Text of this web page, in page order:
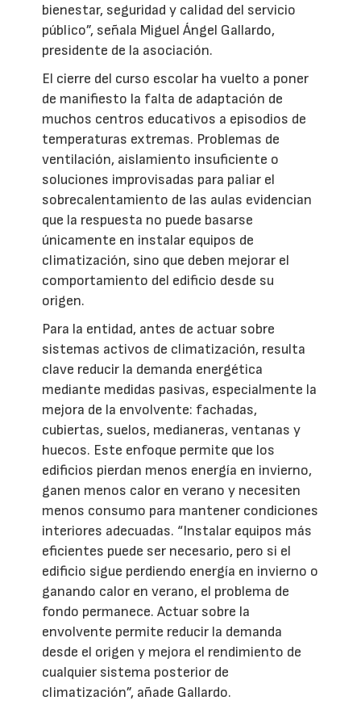
bienestar, seguridad y calidad del servicio
público”, señala Miguel Ángel Gallardo,
presidente de la asociación.
El cierre del curso escolar ha vuelto a poner
de manifiesto la falta de adaptación de
muchos centros educativos a episodios de
temperaturas extremas. Problemas de
ventilación, aislamiento insuficiente o
soluciones improvisadas para paliar el
sobrecalentamiento de las aulas evidencian
que la respuesta no puede basarse
únicamente en instalar equipos de
climatización, sino que deben mejorar el
comportamiento del edificio desde su
origen.
Para la entidad, antes de actuar sobre
sistemas activos de climatización, resulta
clave reducir la demanda energética
mediante medidas pasivas, especialmente la
mejora de la envolvente: fachadas,
cubiertas, suelos, medianeras, ventanas y
huecos. Este enfoque permite que los
edificios pierdan menos energía en invierno,
ganen menos calor en verano y necesiten
menos consumo para mantener condiciones
interiores adecuadas. “Instalar equipos más
eficientes puede ser necesario, pero si el
edificio sigue perdiendo energía en invierno o
ganando calor en verano, el problema de
fondo permanece. Actuar sobre la
envolvente permite reducir la demanda
desde el origen y mejora el rendimiento de
cualquier sistema posterior de
climatización”, añade Gallardo.